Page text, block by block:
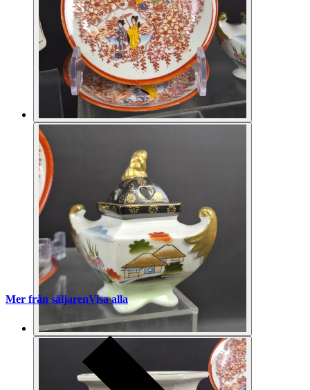
Mer från säljarenVisa alla